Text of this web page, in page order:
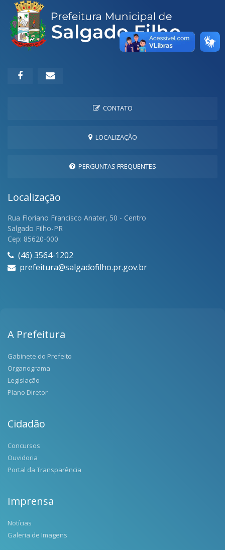
CONTATO
LOCALIZAÇÃO
PERGUNTAS FREQUENTES
Localização
Rua Floriano Francisco Anater, 50 - Centro
Salgado Filho-PR
Cep: 85620-000
(46) 3564-1202
prefeitura@salgadofilho.pr.gov.br
A Prefeitura
Gabinete do Prefeito
Organograma
Legislação
Plano Diretor
Cidadão
Concursos
Ouvidoria
Portal da Transparência
Imprensa
Notícias
Galeria de Imagens